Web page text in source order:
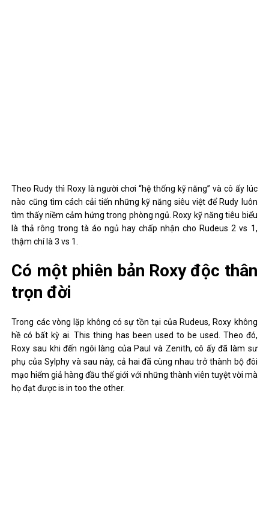
Theo Rudy thì Roxy là người chơi “hệ thống kỹ năng” và cô ấy lúc
nào cũng tìm cách cải tiến những kỹ năng siêu việt để Rudy luôn
tìm thấy niềm cảm hứng trong phòng ngủ. Roxy kỹ năng tiêu biểu
là thả rông trong tà áo ngủ hay chấp nhận cho Rudeus 2 vs 1,
thậm chí là 3 vs 1.
Có một phiên bản Roxy độc thân
trọn đời
Trong các vòng lặp không có sự tồn tại của Rudeus, Roxy không
hề có bất kỳ ai. This thing has been used to be used. Theo đó,
Roxy sau khi đến ngôi làng của Paul và Zenith, cô ấy đã làm sư
phụ của Sylphy và sau này, cả hai đã cùng nhau trở thành bộ đôi
mạo hiểm giả hàng đầu thế giới với những thành viên tuyệt vời mà
họ đạt được is in too the other.